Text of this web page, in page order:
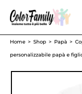
Home Shop Papà
personalizzabile papà e